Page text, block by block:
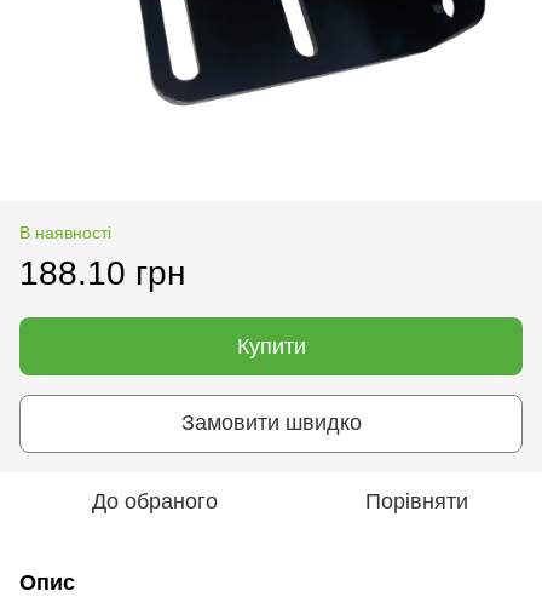
В наявності
188.10 грн
Купити
Замовити швидко
До обраного Порівняти
Опис